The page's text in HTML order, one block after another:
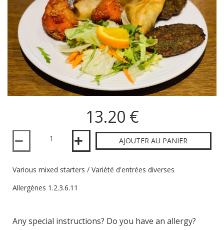
13.20 €
Quantité
AJOUTER AU PANIER
Various mixed starters / Variété d'entrées diverses
Allergènes 1.2.3.6.11
Any special instructions? Do you have an allergy?